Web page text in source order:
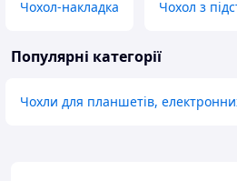
Чохол-накладка Чохол з
Популярні категорії
Чохли для планшетів,